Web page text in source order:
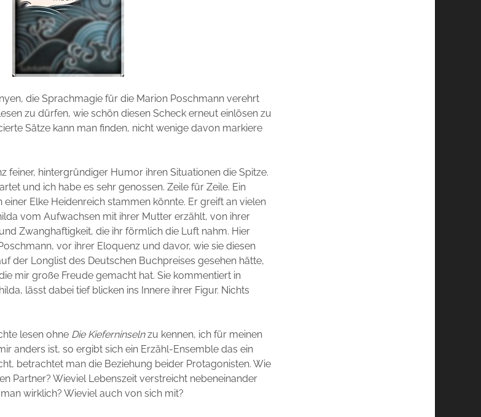
die Sprachmagie für die Marion Poschmann verehrt
zu dürfen, wie schön diesen Scheck erneut einlösen zu
Sätze kann man finden, nicht wenige davon markiere
feiner, hintergründiger Humor ihren Situationen die Spitze.
und ich habe es sehr genossen. Zeile für Zeile. Ein
Elke Heidenreich stammen könnte. Er greift an vielen
vom Aufwachsen mit ihrer Mutter erzählt, von ihrer
Zwanghaftigkeit, die ihr förmlich die Luft nahm. Hier
vor ihrer Eloquenz und davor, wie sie diesen
der Longlist des Deutschen Buchpreises gesehen hätte,
mir große Freude gemacht hat. Sie kommentiert in
lässt dabei tief blicken ins Innere ihrer Figur. Nichts
lesen ohne Die Kieferninselnzu kennen, ich für meinen
anders ist, so ergibt sich ein Erzähl-Ensemble das ein
betrachtet man die Beziehung beider Protagonisten. Wie
Partner? Wieviel Lebenszeit verstreicht nebeneinander
wirklich? Wieviel auch von sich mit?